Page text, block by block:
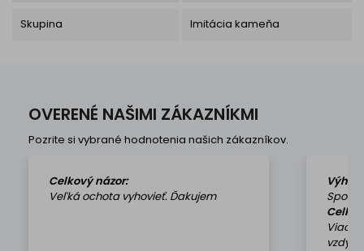
Skupina Imitácia kameňa
OVERENÉ NAŠIMI ZÁKAZNÍKMI
Pozrite si vybrané hodnotenia našich zákazníkov.
Celkový názor:
Veľká ochota vyhovieť. Ďakujem
vzdy k